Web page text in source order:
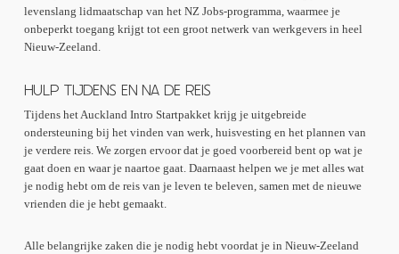
levenslang lidmaatschap van het NZ Jobs-programma, waarmee je
onbeperkt toegang krijgt tot een groot netwerk van werkgevers in heel
Nieuw-Zeeland.
HULP TIJDENS EN NA DE REIS
Tijdens het Auckland Intro Startpakket krijg je uitgebreide
ondersteuning bij het vinden van werk, huisvesting en het plannen van
je verdere reis. We zorgen ervoor dat je goed voorbereid bent op wat je
gaat doen en waar je naartoe gaat. Daarnaast helpen we je met alles wat
je nodig hebt om de reis van je leven te beleven, samen met de nieuwe
vrienden die je hebt gemaakt.
Alle belangrijke zaken die je nodig hebt voordat je in Nieuw-Zeeland